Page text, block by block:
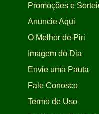
Promoções e
Anuncie Aqui
O Melhor de Piri
Imagem do Dia
Envie uma Pauta
Fale Conosco
Termo de Uso